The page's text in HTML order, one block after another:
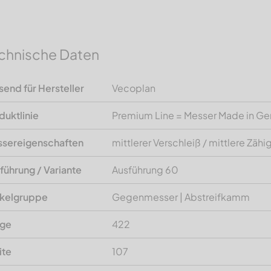
Daten
für Hersteller Vecoplan
Premium Line = Messer Made in
mittlerer Verschleiß / mittlere
/ Variante Ausführung 60
Gegenmesser | Abstreifkamm
422
107